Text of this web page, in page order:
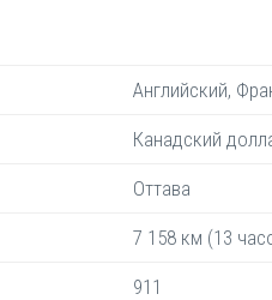
Английский,
Канадский
Оттава
7 158 км (13
911